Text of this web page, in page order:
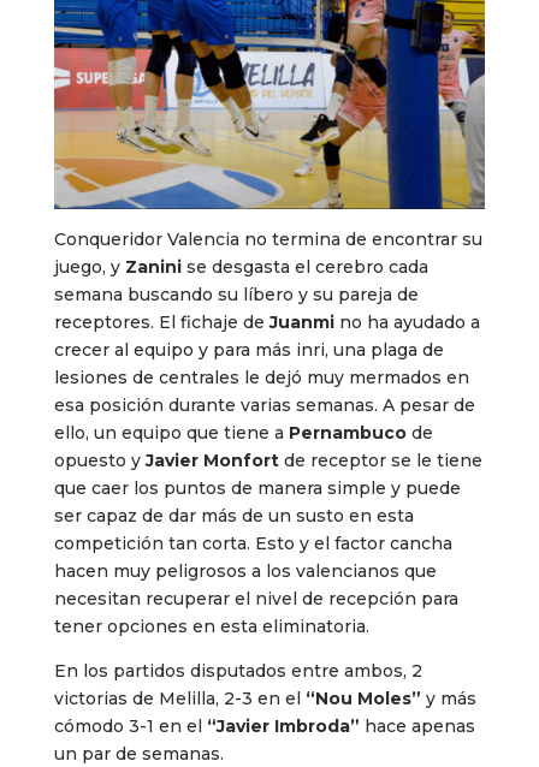
Conqueridor Valencia no termina de encontrar su
juego, y Zaninise desgasta el cerebro cada
semana buscando su líbero y su pareja de
receptores. El fichaje deJuanmino ha ayudado a
crecer al equipo y para más inri, una plaga de
lesiones de centrales le dejó muy mermados en
esa posición durante varias semanas. A pesar de
ello, un equipo que tiene a Pernambucode
opuesto yJavier Monfortde receptor se le tiene
que caer los puntos de manera simple y puede
ser capaz de dar más de un susto en esta
competición tan corta. Esto y el factor cancha
hacen muy peligrosos a los valencianos que
necesitan recuperar el nivel de recepción para
tener opciones en esta eliminatoria.
En los partidos disputados entre ambos, 2
victorias de Melilla, 2-3 en el “Nou Moles” y más
cómodo 3-1 en el “Javier Imbroda” hace apenas
un par de semanas.